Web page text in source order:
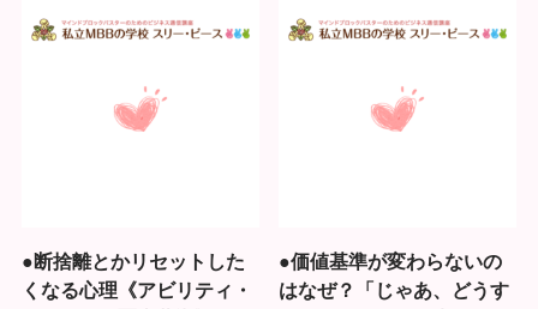
●断捨離とかリセットした
くなる心理《アビリティ・
●価値基準が変わらないの
はなぜ？「じゃあ、どうす